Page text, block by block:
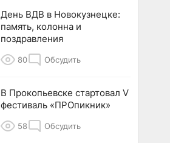
День ВДВ в Новокузнецке:
память, колонна и
поздравления
80 Обсудить
В Прокопьевске стартовал V
фестиваль «ПРОпикник»
58 Обсудить